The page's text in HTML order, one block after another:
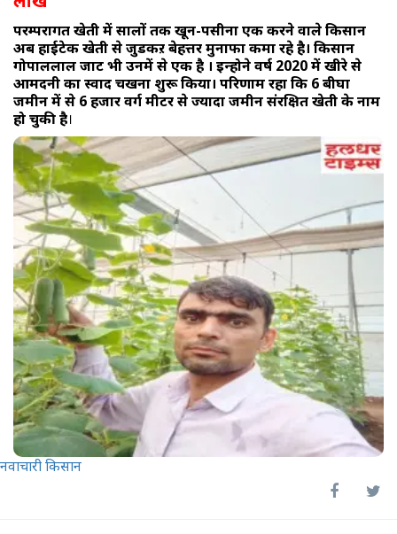
परम्परागत खेती में सालों तक खून-पसीना एक करने वाले किसान
अब हाईटेक खेती से जुडकऱ बेहत्तर मुनाफा कमा रहे है। किसान
गोपाललाल जाट भी उनमें से एक है । इन्होने वर्ष 2020 में खीरे से
आमदनी का स्वाद चखना शुरू किया। परिणाम रहा कि 6 बीघा
जमीन में से 6 हजार वर्ग मीटर से ज्यादा जमीन संरक्षित खेती के नाम
हो चुकी है।
नवाचारी किसान